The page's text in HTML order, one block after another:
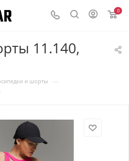
0
11.140,
и шорты —